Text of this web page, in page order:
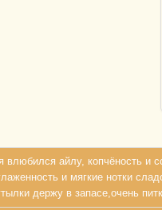
влюбился айлу, копчёность и
и мягкие нотки
держу в запасе,очень